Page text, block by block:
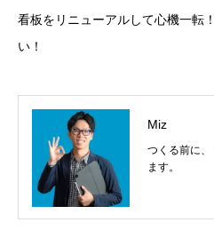
看板をリニューアルして心機一転
い！
Miz
つくる前に、
ます。